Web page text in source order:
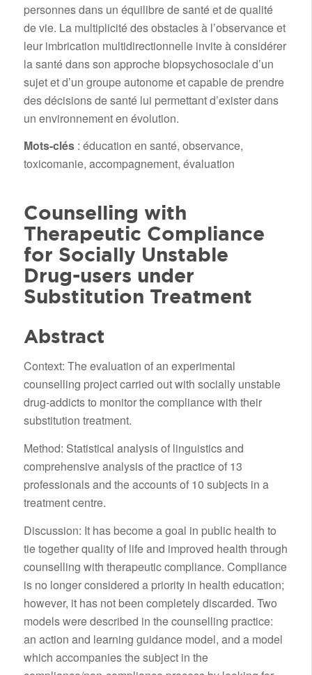
personnes dans un équilibre de santé et de qualité
de vie. La multiplicité des obstacles à l’observance et
leur imbrication multidirectionnelle invite à considérer
la santé dans son approche biopsychosociale d’un
sujet et d’un groupe autonome et capable de prendre
des décisions de santé lui permettant d’exister dans
un environnement en évolution.
Mots-clés: éducation en santé, observance,
toxicomanie, accompagnement, évaluation
Counselling with
Therapeutic Compliance
for Socially Unstable
Drug-users under
Substitution Treatment
Abstract
Context: The evaluation of an experimental
counselling project carried out with socially unstable
drug-addicts to monitor the compliance with their
substitution treatment.
Method: Statistical analysis of linguistics and
comprehensive analysis of the practice of 13
professionals and the accounts of 10 subjects in a
treatment centre.
Discussion: It has become a goal in public health to
tie together quality of life and improved health through
counselling with therapeutic compliance. Compliance
is no longer considered a priority in health education;
however, it has not been completely discarded. Two
models were described in the counselling practice:
an action and learning guidance model, and a model
which accompanies the subject in the